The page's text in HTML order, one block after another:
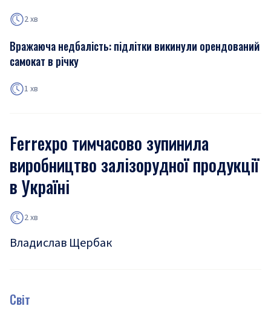
2 хв
Вражаюча недбалість: підлітки викинули орендований
самокат в річку
1 хв
Ferrexpo тимчасово зупинила
виробництво залізорудної продукції
в Україні
2 хв
Владислав Щербак
Світ